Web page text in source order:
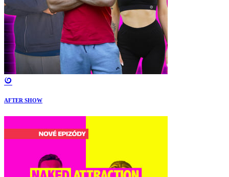
AFTER SHOW